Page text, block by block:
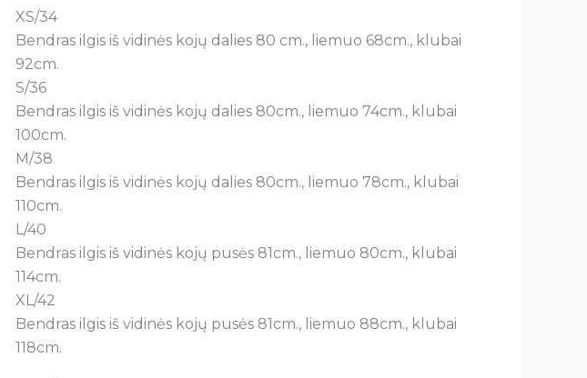
XS/34
Bendras ilgis iš vidinės kojų dalies 80 cm., liemuo 68cm., klubai
92cm.
S/36
Bendras ilgis iš vidinės kojų dalies 80cm., liemuo 74cm., klubai
100cm.
M/38
Bendras ilgis iš vidinės kojų dalies 80cm., liemuo 78cm., klubai
110cm.
L/40
Bendras ilgis iš vidinės kojų pusės 81cm., liemuo 80cm., klubai
114cm.
XL/42
Bendras ilgis iš vidinės kojų pusės 81cm., liemuo 88cm., klubai
118cm.